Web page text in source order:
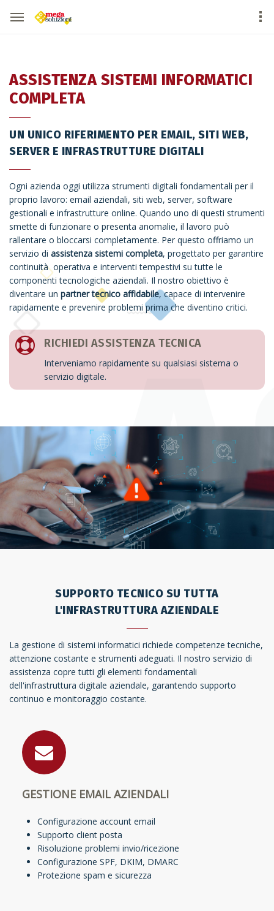
ASSISTENZA SISTEMI INFORMATICI
COMPLETA
UN UNICO RIFERIMENTO PER EMAIL, SITI WEB,
SERVER E INFRASTRUTTURE DIGITALI
Ogni azienda oggi utilizza strumenti digitali fondamentali per il
proprio lavoro: email aziendali, siti web, server, software
gestionali e infrastrutture online. Quando uno di questi strumenti
smette di funzionare o presenta anomalie, il lavoro può
rallentare o bloccarsi completamente. Per questo offriamo un
servizio di assistenza sistemi completa, progettato per garantire
continuità operativa e interventi tempestivi su tutte le
componenti tecnologiche aziendali. Il nostro obiettivo è
diventare un partner tecnico affidabile, capace di intervenire
rapidamente e prevenire problemi prima che diventino critici.
RICHIEDI ASSISTENZA TECNICA
Interveniamo rapidamente su qualsiasi sistema o
servizio digitale.
SUPPORTO TECNICO SU TUTTA
L'INFRASTRUTTURA AZIENDALE
La gestione di sistemi informatici richiede competenze tecniche,
attenzione costante e strumenti adeguati. Il nostro servizio di
assistenza copre tutti gli elementi fondamentali
dell'infrastruttura digitale aziendale, garantendo supporto
continuo e monitoraggio costante.
GESTIONE EMAIL AZIENDALI
Configurazione account email
Supporto client posta
Risoluzione problemi invio/ricezione
Configurazione SPF, DKIM, DMARC
Protezione spam e sicurezza